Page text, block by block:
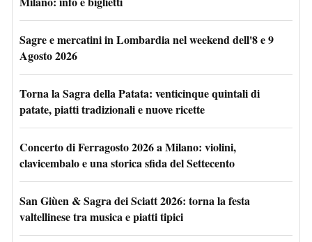
Sagre e mercatini in Lombardia nel weekend dell'8 e 9
Agosto 2026
Torna la Sagra della Patata: venticinque quintali di
patate, piatti tradizionali e nuove ricette
Concerto di Ferragosto 2026 a Milano: violini,
clavicembalo e una storica sfida del Settecento
San Giùen & Sagra dei Sciatt 2026: torna la festa
valtellinese tra musica e piatti tipici